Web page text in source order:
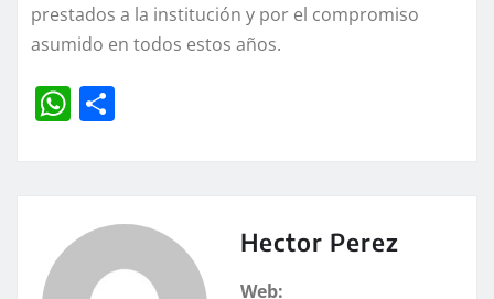
prestados a la institución y por el compromiso
asumido en todos estos años.
W
A
rt
Hector Perez
Web: